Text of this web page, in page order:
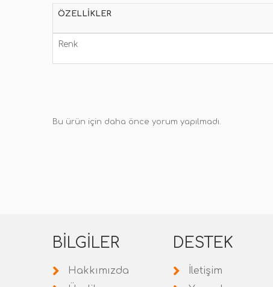
ÖZELLIKLER
Renk
Bu ürün için daha önce yorum yapılmadı.
BILGILER
Hakkımızda
DESTEK
İletişim